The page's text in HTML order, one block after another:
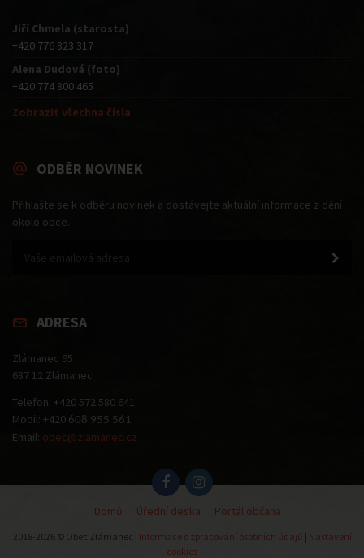
Jiří Chmela (starosta)
+420 776 823 317
Alena Dudová (foto)
+420 774 800 465
Zobrazit všechna čísla
ODBĚR NOVINEK
Přihlašte se k odběru novinek a dostávejte aktuální informace z dění
okolo obce.
ADRESA
Zlámanec 95
687 12 Zlámanec
Telefon: +420 572 580 641
Mobil: +420 608 955 561
Email: obec@zlamanec.cz
Domů Úřední deska Portál občana
2018-2026 © Obec Zlámanec | Informace o zpracování osobních údajů | Nastavení
cookies